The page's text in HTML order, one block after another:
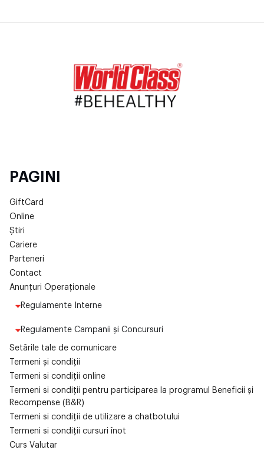
PAGINI
GiftCard
Online
Știri
Cariere
Parteneri
Contact
Anunțuri Operaționale
Regulamente Interne
Regulamente Campanii și Concursuri
Setările tale de comunicare
Termeni și condiții
Termeni si condiții online
Termeni si condiții pentru participarea la programul Beneficii și
Recompense (B&R)
Termeni si condiții de utilizare a chatbotului
Termeni si condiții cursuri înot
Curs Valutar